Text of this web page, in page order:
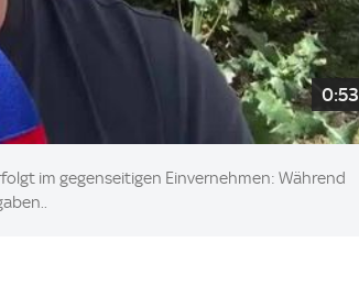
0:53
im gegenseitigen Einvernehmen: Während